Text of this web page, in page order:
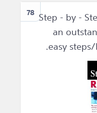
78 Step - by -
an
easy